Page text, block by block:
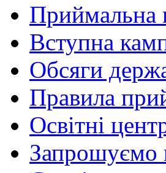
Приймальна
Вступна
Обсяги
Правила
Освітні
Запрошуємо